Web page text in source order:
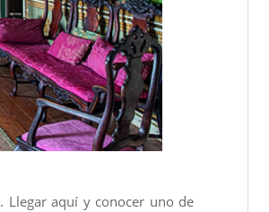
Llegar aquí y conocer uno de